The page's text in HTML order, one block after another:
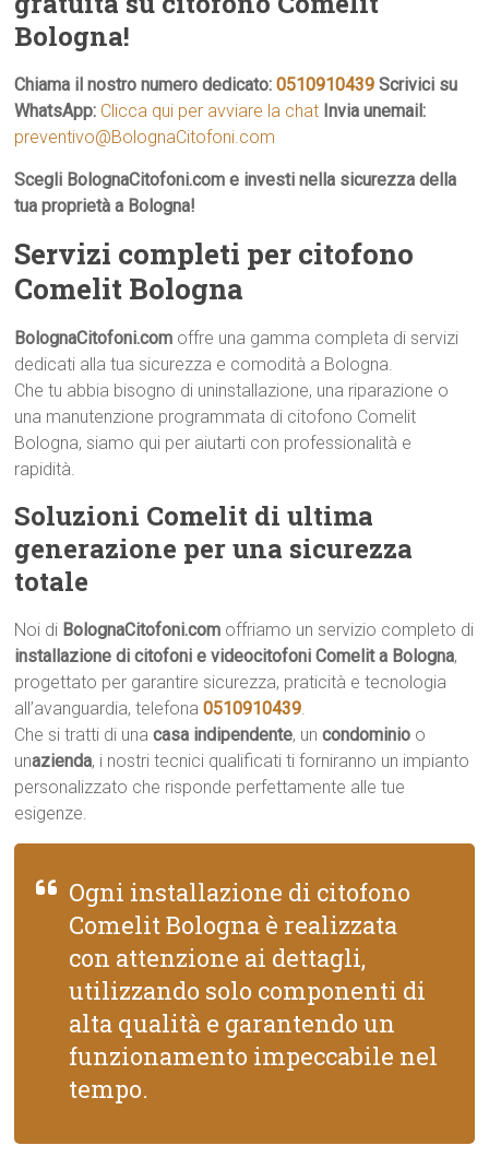
Bologna!
Chiama il nostro numero dedicato:0510910439 Scrivici su
WhatsApp: Clicca qui per avviare la chat Invia unemail:
preventivo@BolognaCitofoni.com
Scegli BolognaCitofoni.com e investi nella sicurezza della
tua proprietà a Bologna!
Servizi completi per citofono
Comelit Bologna
BolognaCitofoni.com offre una gamma completa di servizi
dedicati alla tua sicurezza e comodità a Bologna.
Che tu abbia bisogno di uninstallazione, una riparazione o
una manutenzione programmata di citofono Comelit
Bologna, siamo qui per aiutarti con professionalità e
rapidità.
Soluzioni Comelit di ultima
generazione per una sicurezza
totale
Noi di BolognaCitofoni.com offriamo un servizio completo di
installazione di citofoni e videocitofoni Comelit a Bologna,
progettato per garantire sicurezza, praticità e tecnologia
all’avanguardia, telefona0510910439.
Che si tratti di unacasa indipendente, uncondominio o
unazienda, i nostri tecnici qualificati ti forniranno un impianto
personalizzato che risponde perfettamente alle tue
esigenze.
Ogni installazione di citofono
Comelit Bologna è realizzata
con attenzione ai dettagli,
utilizzando solo componenti di
alta qualità e garantendo un
funzionamento impeccabile nel
tempo.